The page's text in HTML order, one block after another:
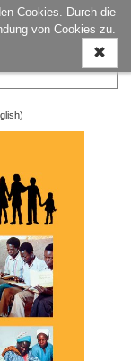
Cookies. Durch die
von Cookies zu.
ein-/